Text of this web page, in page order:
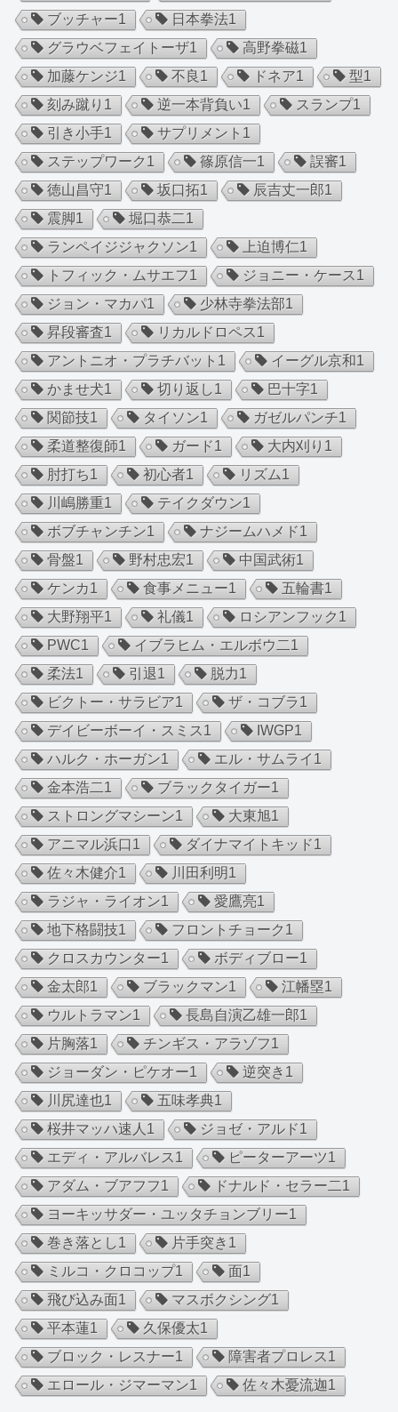
ブッチャー1 日本拳法1
グラウベフェイトーザ1 高野拳磁1
加藤ケンジ1 不良 1 ドネア1 型1
刻み蹴り 1 逆一本背負い1 スランプ1
引き小手1 サプリメント 1
ステップワーク1 篠原信一1 誤審1
徳山昌守1 坂口拓1 辰吉丈一郎1
震脚1 堀口恭二1
ランペイジジャクソン1 上迫博仁1
トフィック・ムサエフ1 ジョニー・ケース1
ジョン・マカパ1 少林寺拳法部1
昇段審査1 リカルドロペス1
アントニオ・プラチバット 1 イーグル京和1
かませ犬1 切り返し1 巴十字1
関節技1 タイソン1 ガゼルパンチ1
柔道整復師1 ガード1 大内刈り 1
肘打ち1 初心者1 リズム1
川嶋勝重1 テイクダウン1
ボブチャンチン1 ナジームハメド1
骨盤1 野村忠宏1 中国武術1
ケンカ1 食事メニュー1 五輪書1
大野翔平1 礼儀1 ロシアンフック1
PWC1 イブラヒム・エルボウ二1
柔法1 引退1 脱力1
ビクトー・サラビア1 ザ・コブラ1
デイビーボーイ・スミス1 IWGP1
ハルク・ホーガン1 エル・サムライ 1
金本浩二1 ブラックタイガー1
ストロングマシーン1 大東旭1
アニマル浜口 1 ダイナマイトキッド1
佐々木健介1 川田利明1
ラジャ・ライオン1 愛鷹亮1
地下格闘技1 フロントチョーク1
クロスカウンター1 ボディブロー1
金太郎1 ブラックマン1 江幡塁1
ウルトラマン1 長島自演乙雄一郎1
片胸落1 チンギス・アラゾフ1
ジョーダン・ピケオー1 逆突き 1
川尻達也1 五味孝典1
桜井マッハ速人1 ジョゼ・アルド1
エディ・アルバレス1 ピーターアーツ1
アダム・ブアフフ1 ドナルド・セラー二1
ヨーキッサダー・ユッタチョンブリー1
巻き落とし1 片手突き 1
ミルコ・クロコップ1 面1
飛び込み面1 マスボクシング1
平本蓮1 久保優太1
ブロック・レスナー1 障害者プロレス1
エロール・ジマーマン1 佐々木憂流迦1